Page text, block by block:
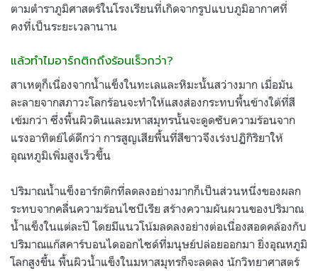
ตามตำราภูมิศาสตร์ในโรงเรียนที่เกิดจากรูปแบบภูมิอากาศที่
คงที่เป็นระยะเวลานาน
แล้วทำไมอาร์กติกถึงร้อนเร็วกว่า?
สาเหตุก็เนื่องจากน้ำแข็งในทะเลและหิมะนั้นสว่างมาก เมื่อมัน
ละลายจากสภาวะโลกร้อนจะทำให้แสงส่องกระทบพื้นข้างใต้ที่สี
เข้มกว่า ซึ่งพื้นผิวดินและมหาสมุทรนั้นจะดูดซับความร้อนจาก
แรงอาทิตย์ได้ดีกว่า การสูญเสียพื้นที่สีขาวจึงเร่งปฏิกิริยาให้
อุณหภูมิเพิ่มสูงเร็วขึ้น
ปริมาณน้ำแข็งอาร์กติกที่ลดลงอย่างมากก็เป็นส่วนหนึ่งของผลก
ระทบจากคลื่นความร้อนไซบีเรีย สร้างความผันผวนของปริมาณ
น้ำแข็งในแต่ละปี โดยมีแนวโน้มลดลงอย่างต่อเนื่องสอดคล้องกับ
ปริมาณแก๊สคาร์บอนไดออกไซด์ที่มนุษย์ปล่อยออกมา ยิ่งอุณหภูมิ
โลกสูงขึ้น พื้นผิวน้ำแข็งในมหาสมุทรก็จะลดลง นักวิทยาศาสตร์